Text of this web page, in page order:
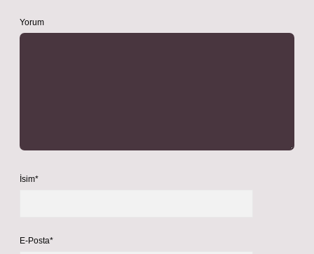
Yorum
İsim*
E-Posta*